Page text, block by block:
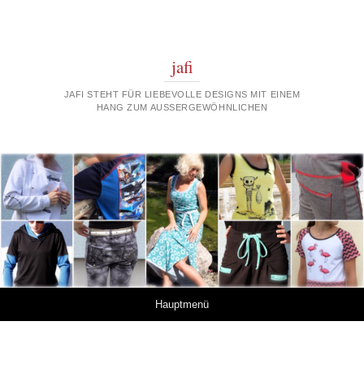
jafi
JAFI STEHT FÜR LIEBEVOLLE DESIGNS MIT EINEM
HANG ZUM AUSSERGEWÖHNLICHEN
Hauptmenü